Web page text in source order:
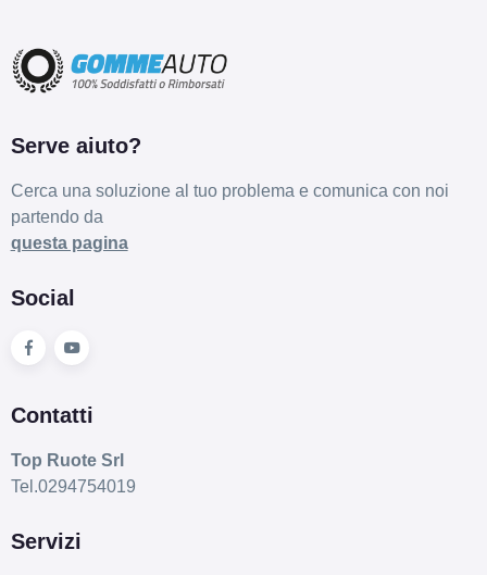
E
Serve aiuto?
Cerca una soluzione al tuo problema e comunica con noi
partendo da
questa pagina
Social
Contatti
Top Ruote Srl
Tel.0294754019
Servizi